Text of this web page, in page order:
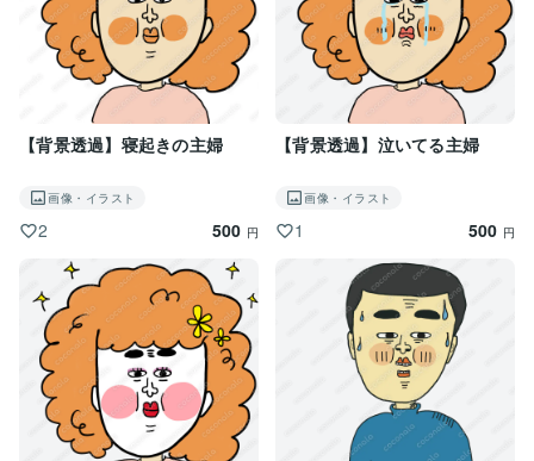
【背景透過】寝起きの主婦
画像・イラスト
2 500 円
【背景透過】泣いてる主婦
画像・イラスト
1 500 円